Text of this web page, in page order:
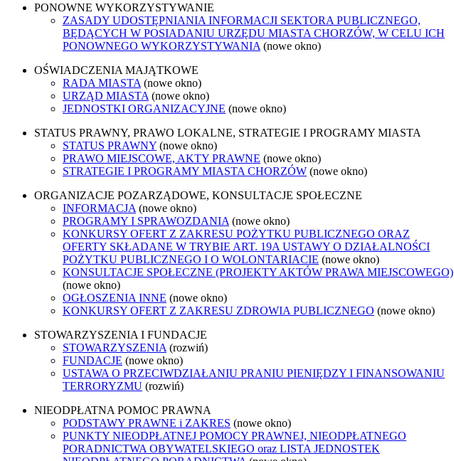
PONOWNE WYKORZYSTYWANIE
ZASADY UDOSTĘPNIANIA INFORMACJI SEKTORA PUBLICZNEGO,
BĘDĄCYCH W POSIADANIU URZĘDU MIASTA CHORZÓW, W CELU ICH
PONOWNEGO WYKORZYSTYWANIA (nowe okno)
OŚWIADCZENIA MAJĄTKOWE
RADA MIASTA (nowe okno)
URZĄD MIASTA (nowe okno)
JEDNOSTKI ORGANIZACYJNE (nowe okno)
STATUS PRAWNY, PRAWO LOKALNE, STRATEGIE I PROGRAMY MIASTA
STATUS PRAWNY (nowe okno)
PRAWO MIEJSCOWE, AKTY PRAWNE (nowe okno)
STRATEGIE I PROGRAMY MIASTA CHORZÓW (nowe okno)
ORGANIZACJE POZARZĄDOWE, KONSULTACJE SPOŁECZNE
INFORMACJA (nowe okno)
PROGRAMY I SPRAWOZDANIA (nowe okno)
KONKURSY OFERT Z ZAKRESU POŻYTKU PUBLICZNEGO ORAZ
OFERTY SKŁADANE W TRYBIE ART. 19A USTAWY O DZIAŁALNOŚCI
POŻYTKU PUBLICZNEGO I O WOLONTARIACIE (nowe okno)
KONSULTACJE SPOŁECZNE (PROJEKTY AKTÓW PRAWA MIEJSCOWEGO)
(nowe okno)
OGŁOSZENIA INNE (nowe okno)
KONKURSY OFERT Z ZAKRESU ZDROWIA PUBLICZNEGO (nowe okno)
STOWARZYSZENIA I FUNDACJE
STOWARZYSZENIA (rozwiń)
FUNDACJE (nowe okno)
USTAWA O PRZECIWDZIAŁANIU PRANIU PIENIĘDZY I FINANSOWANIU
TERRORYZMU (rozwiń)
NIEODPŁATNA POMOC PRAWNA
PODSTAWY PRAWNE i ZAKRES (nowe okno)
PUNKTY NIEODPŁATNEJ POMOCY PRAWNEJ, NIEODPŁATNEGO
PORADNICTWA OBYWATELSKIEGO oraz LISTA JEDNOSTEK